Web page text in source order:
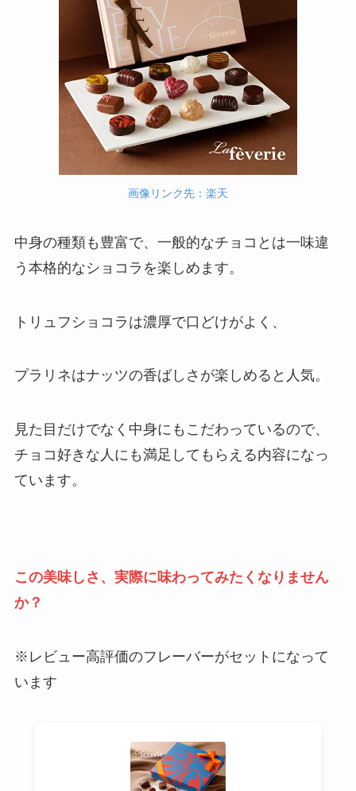
画像リンク先：楽天
中身の種類も豊富で、一般的なチョコとは一味違
う本格的なショコラを楽しめます。
トリュフショコラは濃厚で口どけがよく、
プラリネはナッツの香ばしさが楽しめると人気。
見た目だけでなく中身にもこだわっているので、
チョコ好きな人にも満足してもらえる内容になっ
ています。
この美味しさ、実際に味わってみたくなりません
か？
※レビュー高評価のフレーバーがセットになって
います